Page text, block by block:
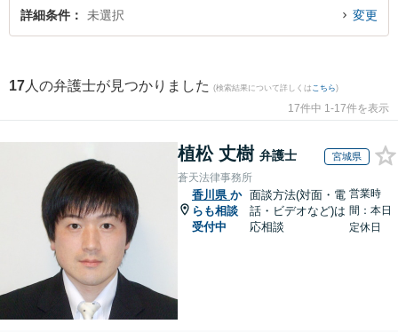
欺師のトラブル解決の実績豊富な近くの弁護士を検索したい』『初回相談無料
詳細条件 未選択 変更
17 人の弁護士が見つかりました (検索結果について詳しくは こちら)
17件中 1-17件を表示
植松 丈樹 弁護士 宮城県
蒼天法律事務所
香川県 か
らも相談
受付中
面談方法(対面・電
話・ビデオなど)は
応相談
営業時
間：本日
定休日